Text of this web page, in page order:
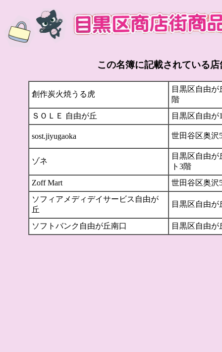
この名簿に記載されている
創作炭火焼うる虎
目黒区自由
階
ＳＯＬＥ 自由が丘
目黒区自由
sost.jiyugaoka 世田谷区奥
ゾネ
目黒区自由
ト3階
Zoff Mart
世田谷区奥
ソフィアメディデイサービス自由が
丘
目黒区自由
ソフトバンク自由が丘南口 目黒区自由